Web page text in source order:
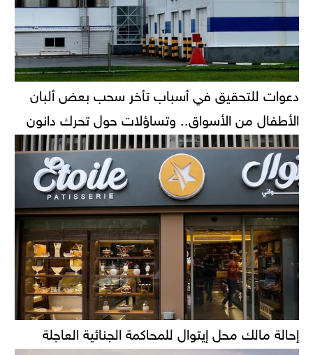
دعوات للتحقيق في أسباب تأخر سحب بعض ألبان
الأطفال من الأسواق.. وتساؤلات حول تحرك دانون
إحالة مالك محل إيتوال للمحاكمة الجنائية العاجلة